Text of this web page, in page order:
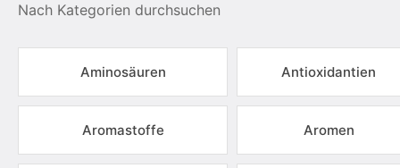
Nach Kategorien durchsuchen
Aminosäuren Antioxidantien
Aromastoffe Aromen